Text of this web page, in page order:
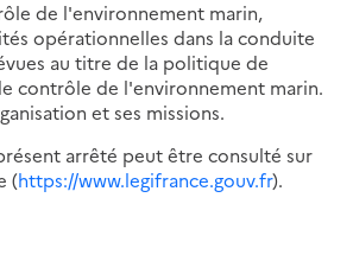
de l'environnement marin,
opérationnelles dans la conduite
au titre de la politique de
contrôle de l'environnement marin.
et ses missions.
arrêté peut être consulté sur
(https://www.legifrance.gouv.fr).